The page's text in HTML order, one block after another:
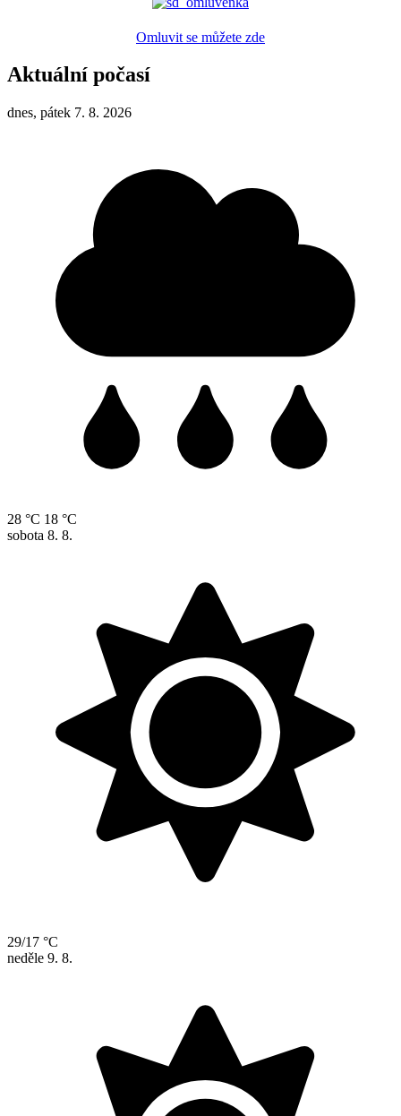
Omluvit se můžete zde
Aktuální počasí
dnes, pátek 7. 8. 2026
28 °C 18 °C
sobota 8. 8.
29/17 °C
neděle 9. 8.